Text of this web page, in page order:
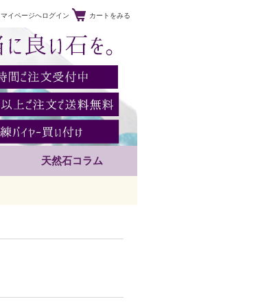
マイページへログイン カートをみる
天然石コラム